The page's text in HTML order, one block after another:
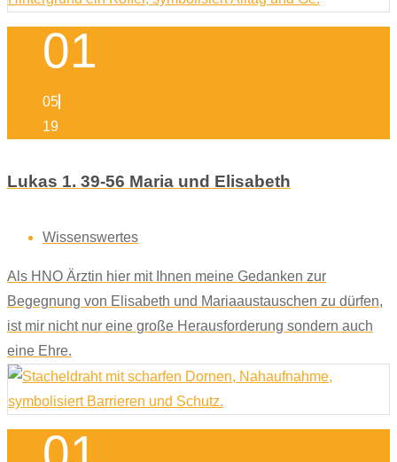
01
05
19
Lukas 1. 39-56 Maria und Elisabeth
Wissenswertes
Als HNO Ärztin hier mit Ihnen meine Gedanken zur
Begegnung von Elisabeth und Mariaaustauschen zu dürfen,
ist mir nicht nur eine große Herausforderung sondern auch
eine Ehre.